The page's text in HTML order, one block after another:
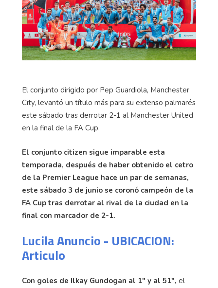
El conjunto dirigido por Pep Guardiola, Manchester
City, levantó un título más para su extenso palmarés
este sábado tras derrotar 2-1 al Manchester United
en la final de la FA Cup.
El conjunto citizen sigue imparable esta
temporada, después de haber obtenido el cetro
de la Premier League hace un par de semanas,
este sábado 3 de junio se coronó campeón de la
FA Cup tras derrotar al rival de la ciudad en la
final con marcador de 2-1.
Lucila Anuncio - UBICACION:
Articulo
Con goles de Ilkay Gundogan al 1" y al 51", el